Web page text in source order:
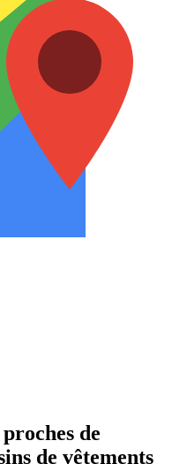
de
de vêtements